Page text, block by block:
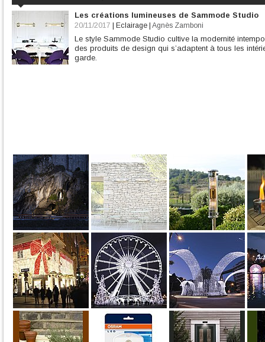
Les créations lumineuses de Sammode Studio
20/11/2017 Eclairage Agnès Zamboni
Le style Sammode Studio cultive la modernité
des produits de design qui s’adaptent à tous les
garde.